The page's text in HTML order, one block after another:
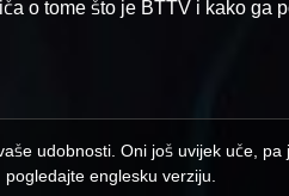
o tome što je BTTV i kako ga
udobnosti. Oni još uvijek uče,
pogledajte englesku verziju.